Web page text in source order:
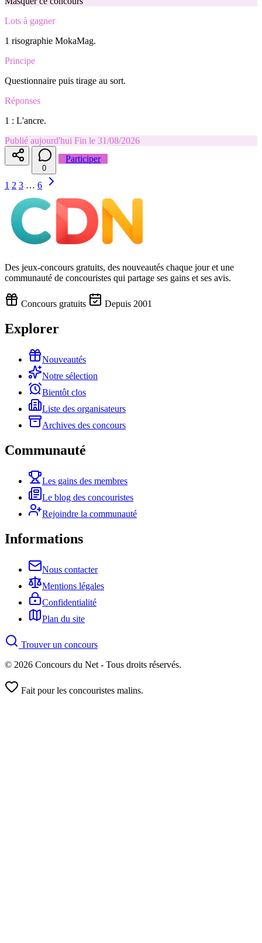
Lots à gagner
1 risographie MokaMag.
Principe
Questionnaire puis tirage au sort.
Réponses
1 : L'ancre.
Publié aujourd'hui Fin le 31/08/2026
0
Participer
1 2 3 … 6
Des jeux-concours gratuits, des nouveautés chaque jour et une
communauté de concouristes qui partage ses gains et ses avis.
Concours gratuits Depuis 2001
Explorer
Nouveautés
Notre sélection
Bientôt clos
Liste des organisateurs
Archives des concours
Communauté
Les gains des membres
Le blog des concouristes
Rejoindre la communauté
Informations
Nous contacter
Mentions légales
Confidentialité
Plan du site
Trouver un concours
© 2026 Concours du Net - Tous droits réservés.
Fait pour les concouristes malins.